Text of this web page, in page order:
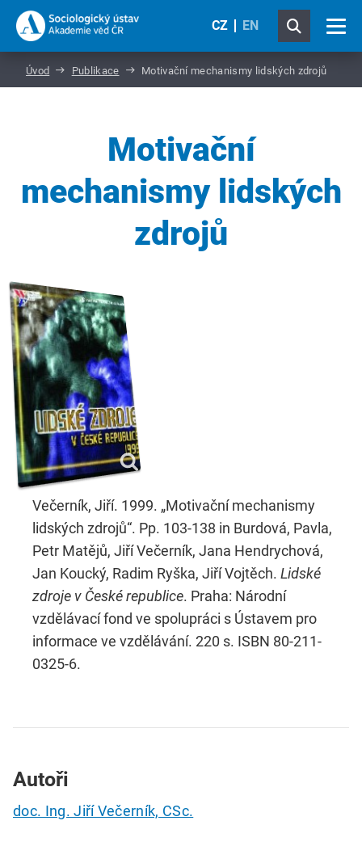
CZ EN
Úvod Publikace Motivační mechanismy lidských zdrojů
Motivační
mechanismy lidských
zdrojů
Večerník, Jiří. 1999. „Motivační mechanismy
lidských zdrojů“. Pp. 103-138 in Burdová, Pavla,
Petr Matějů, Jiří Večerník, Jana Hendrychová,
Jan Koucký, Radim Ryška, Jiří Vojtěch. Lidské
zdroje v České republice. Praha: Národní
vzdělávací fond ve spolupráci s Ústavem pro
informace ve vzdělávání. 220 s. ISBN 80-211-
0325-6.
Autoři
doc. Ing. Jiří Večerník, CSc.